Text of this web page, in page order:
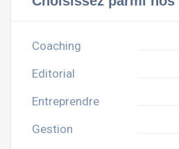
Coaching
Editorial
Entreprendre
Gestion